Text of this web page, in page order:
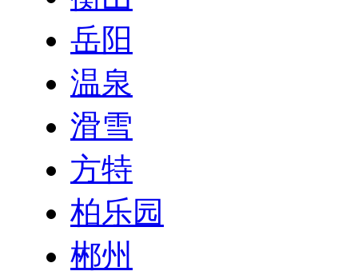
岳阳
温泉
滑雪
方特
柏乐园
郴州